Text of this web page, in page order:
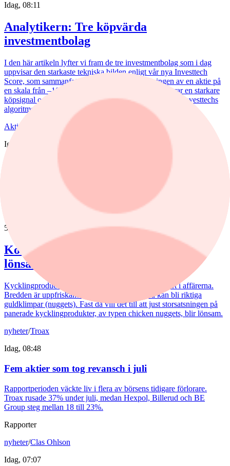
Idag, 08:11
Analytikern: Tre köpvärda
investmentbolag
I den här artikeln lyfter vi fram de tre investmentbolag som i dag
uppvisar den starkaste tekniska bilden enligt vår nya Investtech
Score, som sammanfattar den tekniska bedömningen av en aktie på
en skala från –100 till +100, där högre värden indikerar en starkare
köpsignal och lägre värden en starkare säljsignal enligt Investtechs
algoritmer.
Aktieanalys
Nederman
Igår, 15:55
Det har blåst snåla vindar runt Nederman på börsen de senaste åren.
Det är bara delvis befogat av den tuffa marknaden.
Scandi Standard
5 augusti, 15:50
Kommentar: Kan nuggets bli lika
lönsamma som kycklingfilé?
Kycklingproducenten Scandi Standard håller hög fart i affärerna.
Bredden är uppfriskande och flera av affärerna kan bli riktiga
guldklimpar (nuggets). Fast då vill det till att just storsatsningen på
panerade kycklingprodukter, av typen chicken nuggets, blir lönsam.
nyheter/Troax
Idag, 08:48
Fem aktier som tog revansch i juli
Rapportperioden väckte liv i flera av börsens tidigare förlorare.
Troax rusade 37% under juli, medan Hexpol, Billerud och BE
Group steg mellan 18 till 23%.
Rapporter
nyheter/Clas Ohlson
Idag, 07:07